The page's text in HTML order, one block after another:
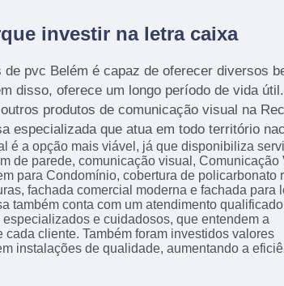
investir na letra caixa
de pvc Belém é capaz de oferecer diversos
disso, oferece um longo período de vida
produtos de comunicação visual na
especializada que atua em todo território
é a opção mais viável, já que disponibiliza
de parede, comunicação visual, Comunicação
para Condomínio, cobertura de policarbonato
fachada comercial moderna e fachada para
também conta com um atendimento
e cuidadosos, que entendem a
cada cliente. Também foram investidos valores
instalações de qualidade, aumentando a